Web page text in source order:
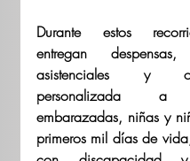
Durante estos
entregan despensas,
asistenciales y
personalizada a
embarazadas, niñas y
primeros mil días de